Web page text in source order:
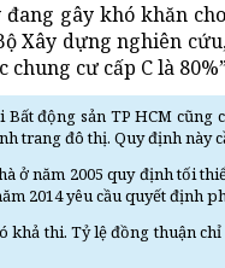
gây khó khăn
Xây dựng nghiên
cư cấp C là
Bất động sản TP HCM
trang đô thị. Quy định này
ở năm 2005 quy định tối
2014 yêu cầu quyết định
khả thi. Tỷ lệ đồng thuận